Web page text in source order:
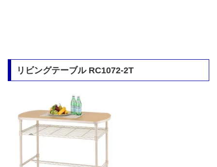
リビングテーブル RC1072-2T